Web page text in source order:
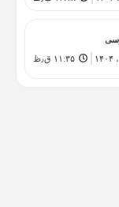
۱۱:۳۵ ق٫ظ